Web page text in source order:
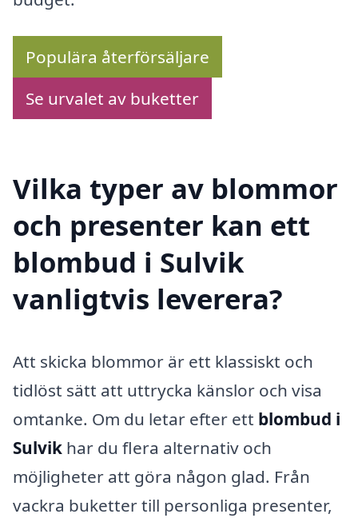
Populära återförsäljare
Se urvalet av buketter
Vilka typer av blommor
och presenter kan ett
blombud i Sulvik
vanligtvis leverera?
Att skicka blommor är ett klassiskt och
tidlöst sätt att uttrycka känslor och visa
omtanke. Om du letar efter ett blombud i
Sulvik har du flera alternativ och
möjligheter att göra någon glad. Från
vackra buketter till personliga presenter,